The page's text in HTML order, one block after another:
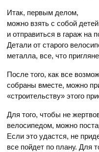
Итак, первым делом,
можно взять с собой детей
и отправиться в гараж на
Детали от старого
металла, все, что
После того, как все
собраны вместе, можно
«строительству» этого
Для того, чтобы не
велосипедом, можно
Если это удастся, не
все пойдет по плану. Для